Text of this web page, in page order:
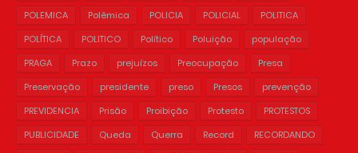
POLEMICA
Polêmica POLICIA POLICIAL
POLITICA
POLÍTICA
POLITICO Político Poluição
população
PRAGA
Prazo prejuízos Preocupação
Presa
Preservação
presidente preso Presos
prevenção
PREVIDENCIA
Prisão Proibição Protesto
PROTESTOS
PUBLICIDADE
Queda Querra Record
RECORDANDO